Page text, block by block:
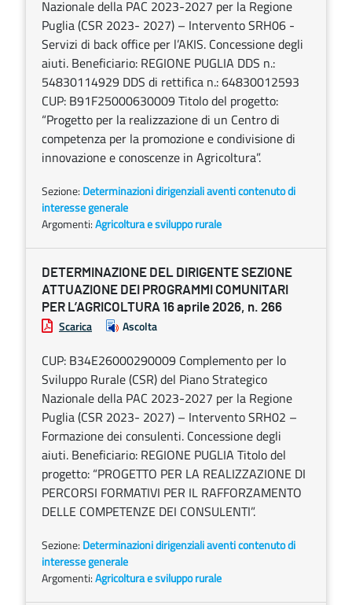
Nazionale della PAC 2023-2027 per la Regione
Puglia (CSR 2023- 2027) – Intervento SRH06 -
Servizi di back office per l’AKIS. Concessione degli
aiuti. Beneficiario: REGIONE PUGLIA DDS n.:
54830114929 DDS di rettifica n.: 64830012593
CUP: B91F25000630009 Titolo del progetto:
“Progetto per la realizzazione di un Centro di
competenza per la promozione e condivisione di
innovazione e conoscenze in Agricoltura”.
Sezione: Determinazioni dirigenziali aventi contenuto di
interesse generale
Argomenti:Agricoltura e sviluppo rurale
DETERMINAZIONE DEL DIRIGENTE SEZIONE
ATTUAZIONE DEI PROGRAMMI COMUNITARI
PER L’AGRICOLTURA 16 aprile 2026, n. 266
Scarica Ascolta
CUP: B34E26000290009 Complemento per lo
Sviluppo Rurale (CSR) del Piano Strategico
Nazionale della PAC 2023-2027 per la Regione
Puglia (CSR 2023- 2027) – Intervento SRH02 –
Formazione dei consulenti. Concessione degli
aiuti. Beneficiario: REGIONE PUGLIA Titolo del
progetto: “PROGETTO PER LA REALIZZAZIONE DI
PERCORSI FORMATIVI PER IL RAFFORZAMENTO
DELLE COMPETENZE DEI CONSULENTI”.
Sezione: Determinazioni dirigenziali aventi contenuto di
interesse generale
Argomenti:Agricoltura e sviluppo rurale